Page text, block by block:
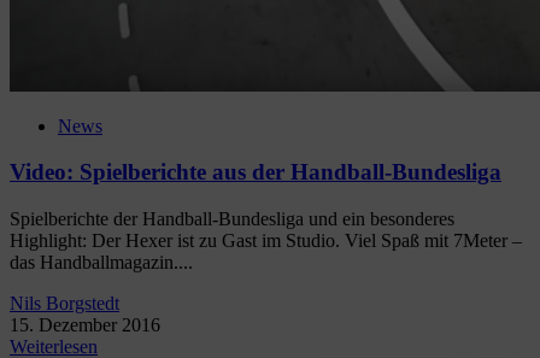
News
Video: Spielberichte aus der Handball-Bundesliga
Spielberichte der Handball-Bundesliga und ein besonderes
Highlight: Der Hexer ist zu Gast im Studio. Viel Spaß mit 7Meter –
das Handballmagazin....
Nils Borgstedt
15. Dezember 2016
Weiterlesen